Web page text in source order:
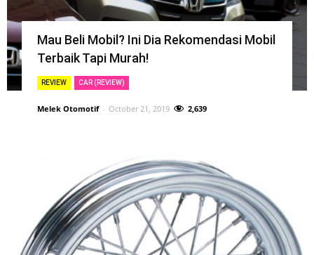
Mau Beli Mobil? Ini Dia Rekomendasi Mobil
Terbaik Tapi Murah!
REVIEW CAR (REVIEW)
Melek Otomotif - October 21, 2019 2,639